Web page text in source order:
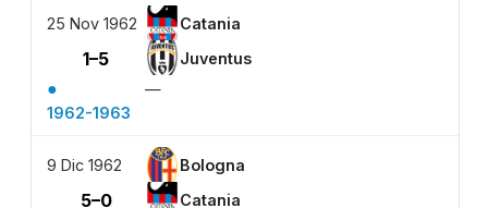
25 Nov 1962 Catania
1–5 Juventus
●
—
1962-1963
9 Dic 1962 Bologna
5–0 Catania